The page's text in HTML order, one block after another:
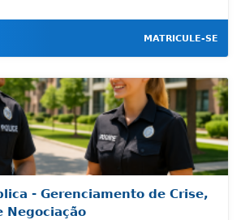
MATRICULE-SE
- Gerenciamento de Crise,
Negociação